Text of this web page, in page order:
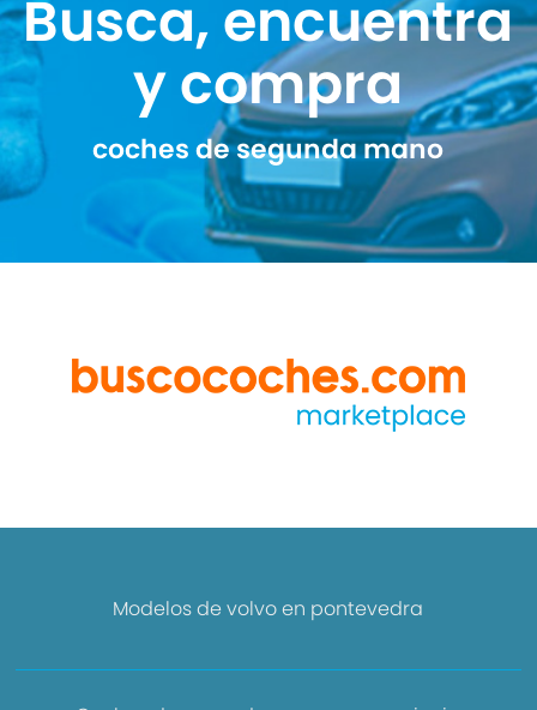
Busca, encuentra
y compra
coches de segunda mano
Modelos de volvo en pontevedra